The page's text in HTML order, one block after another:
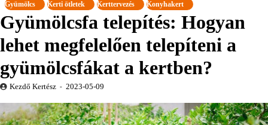
Gyümölcs Kerti ötletek Kerttervezés Konyhakert
Gyümölcsfa telepítés: Hogyan
lehet megfelelően telepíteni a
gyümölcsfákat a kertben?
Kezdő Kertész 2023-05-09